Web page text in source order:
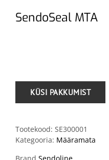
SendoSeal MTA
Tootekood: SE300001
Kategooria: Määramata
Brand Sendoline